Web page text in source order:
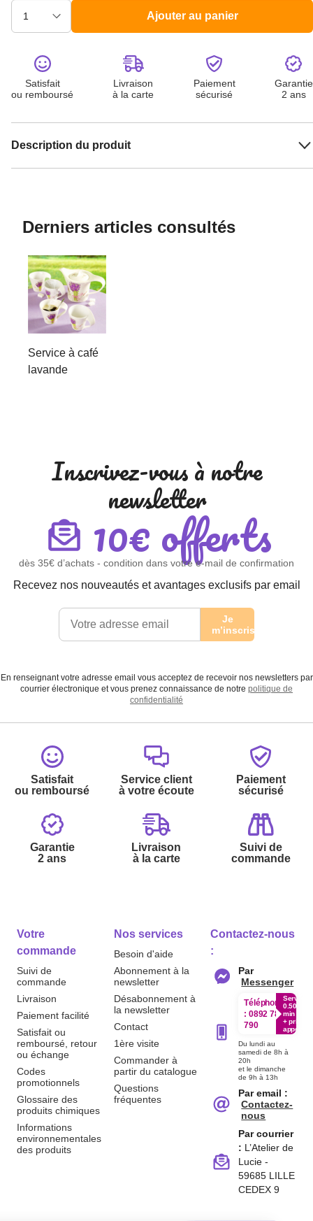
Ajouter au panier
Satisfait
ou remboursé
Livraison
à la carte
Paiement
sécurisé
Garantie
2 ans
Description du produit
Derniers articles consultés
Service à café
lavande
Inscrivez-vous à notre
newsletter
10€ offerts
dès 35€ d’achats - condition dans votre e-mail de confirmation
Recevez nos nouveautés et avantages exclusifs par email
Je
m’inscris
En renseignant votre adresse email vous acceptez de recevoir nos newsletters par
courrier électronique et vous prenez connaissance de notre politique de
confidentialité
Satisfait
ou remboursé
Service client
à votre écoute
Paiement
sécurisé
Garantie
2 ans
Livraison
à la carte
Suivi de
commande
Votre
commande
Suivi de
commande
Livraison
Paiement facilité
Satisfait ou
remboursé, retour
ou échange
Codes
promotionnels
Glossaire des
produits chimiques
Informations
environnementales
des produits
Nos services
Besoin d'aide
Abonnement à la
newsletter
Désabonnement à
la newsletter
Contact
1ère visite
Commander à
partir du catalogue
Questions
fréquentes
Contactez-nous
:
Par
Messenger
Téléphone
: 0892 780
790
Service
0.50€ /
min
+ prix
appel
Du lundi au
samedi de 8h à
20h
et le dimanche
de 9h à 13h
Par email :
Contactez-
nous
Par courrier
: L’Atelier de
Lucie -
59685 LILLE
CEDEX 9